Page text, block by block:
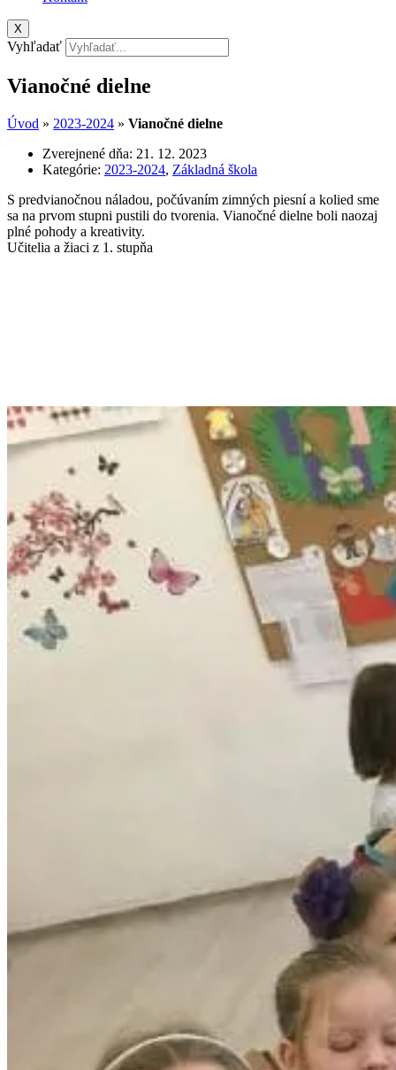
X
Vyhľadať
Vianočné dielne
Úvod » 2023-2024 » Vianočné dielne
Zverejnené dňa: 21. 12. 2023
Kategórie: 2023-2024, Základná škola
S predvianočnou náladou, počúvaním zimných piesní a kolied sme
sa na prvom stupni pustili do tvorenia. Vianočné dielne boli naozaj
plné pohody a kreativity.
Učitelia a žiaci z 1. stupňa